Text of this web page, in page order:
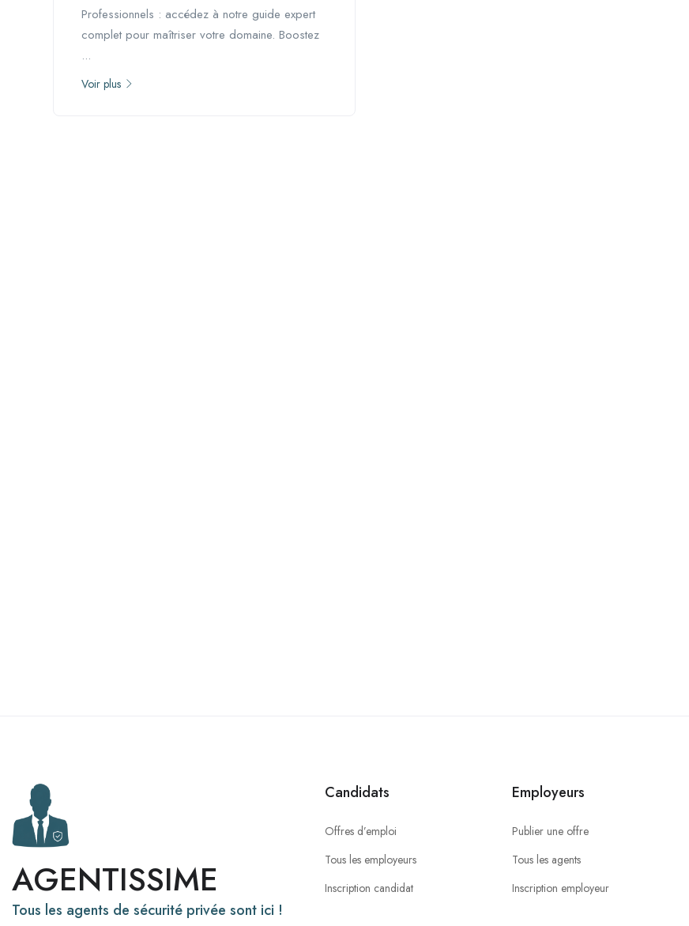
Professionnels : accédez à notre guide expert
complet pour maîtriser votre domaine. Boostez
...
Voir plus
AGENTISSIME
Tous les agents de sécurité privée sont ici !
Candidats
Offres d’emploi
Tous les employeurs
Inscription candidat
Employeurs
Publier une offre
Tous les agents
Inscription employeur